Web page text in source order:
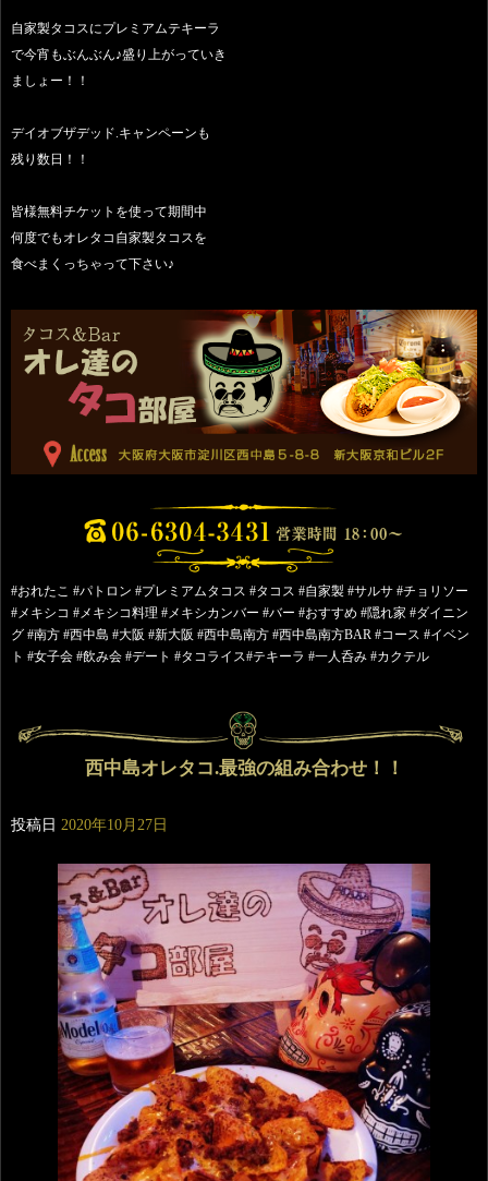
自家製タコスにプレミアムテキーラ
で今宵もぶんぶん♪盛り上がっていき
ましょー！！
デイオブザデッド.キャンペーンも
残り数日！！
皆様無料チケットを使って期間中
何度でもオレタコ自家製タコスを
食べまくっちゃって下さい♪
#おれたこ #パトロン #プレミアムタコス #タコス #自家製 #サルサ #チョリソー
#メキシコ #メキシコ料理 #メキシカンバー #バー #おすすめ #隠れ家 #ダイニン
グ #南方 #西中島 #大阪 #新大阪 #西中島南方 #西中島南方BAR #コース #イベン
ト #女子会 #飲み会 #デート #タコライス#テキーラ #一人呑み #カクテル
西中島オレタコ.最強の組み合わせ！！
投稿日 2020年10月27日